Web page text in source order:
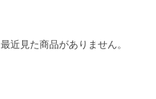
最近見た商品がありません。